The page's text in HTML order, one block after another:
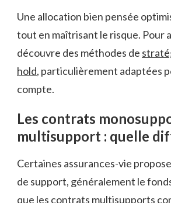
Une allocation bien pensée
tout en maîtrisant le risque. Pour
découvre des méthodes de
hold, particulièrement adaptées
compte.
Les contrats
multisupport : quelle
Certaines assurances-vie
de support, généralement le
que les contrats multisupports